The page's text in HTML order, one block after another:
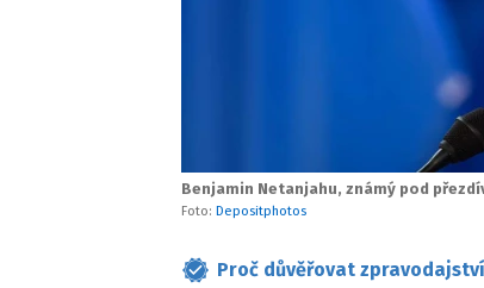
Benjamin Netanjahu, známý pod
Foto: Depositphotos
Proč důvěřovat